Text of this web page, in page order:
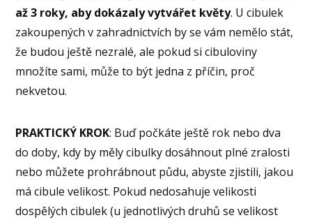
až 3 roky, aby dokázaly vytvářet květy. U cibulek
zakoupených v zahradnictvích by se vám nemělo stát,
že budou ještě nezralé, ale pokud si cibuloviny
množíte sami, může to být jedna z příčin, proč
nekvetou.
PRAKTICKÝ KROK: Buď počkáte ještě rok nebo dva
do doby, kdy by měly cibulky dosáhnout plné zralosti
nebo můžete prohrábnout půdu, abyste zjistili, jakou
má cibule velikost. Pokud nedosahuje velikosti
dospělých cibulek (u jednotlivých druhů se velikost